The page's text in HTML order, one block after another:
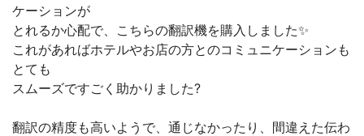
ケーションが
とれるか心配で、こちらの翻訳機を購入しました✨
これがあればホテルやお店の方とのコミュニケーションも
とても
スムーズですごく助かりました?
翻訳の精度も高いようで、通じなかったり、間違えた伝わ